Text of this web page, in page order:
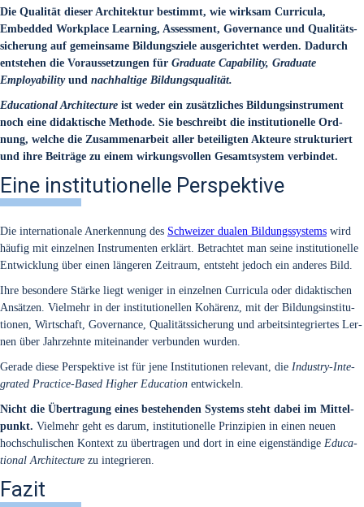
Die Qua­li­tät die­ser Archi­tek­tur bestimmt, wie wirk­sam Cur­ri­cu­la,
Embedded Work­place Lear­ning, Assess­ment, Gover­nan­ce und Qua­li­täts­
si­che­rung auf gemein­sa­me Bil­dungs­zie­le aus­ge­rich­tet wer­den. Dadurch
ent­ste­hen die Vor­aus­set­zun­gen für Gra­dua­te Capa­bi­li­ty, Gra­dua­te
Employa­bi­li­tyund nach­hal­ti­ge Bil­dungs­qua­li­tät.
Edu­ca­tio­nal Archi­tec­tu­re ist weder ein zusätz­li­ches Bil­dungs­in­stru­ment
noch eine didak­ti­sche Metho­de. Sie beschreibt die insti­tu­tio­nel­le Ord­
nung, wel­che die Zusam­men­ar­beit aller betei­lig­ten Akteu­re struk­tu­riert
und ihre Bei­trä­ge zu einem wir­kungs­vol­len Gesamt­sys­tem ver­bin­det.
Eine institutionelle Perspektive
Die inter­na­tio­na­le Aner­ken­nung des Schwei­zer dua­len Bil­dungs­sys­tems wird
häu­fig mit ein­zel­nen Instru­men­ten erklärt. Betrach­tet man sei­ne insti­tu­tio­nel­le
Ent­wick­lung über einen län­ge­ren Zeit­raum, ent­steht jedoch ein ande­res Bild.
Ihre beson­de­re Stär­ke liegt weni­ger in ein­zel­nen Cur­ri­cu­la oder didak­ti­schen
Ansät­zen. Viel­mehr in der insti­tu­tio­nel­len Kohä­renz, mit der Bil­dungs­in­sti­tu­
tio­nen, Wirt­schaft, Gover­nan­ce, Qua­li­täts­si­che­rung und arbeits­in­te­grier­tes Ler­
nen über Jahr­zehn­te mit­ein­an­der ver­bun­den wur­den.
Gera­de die­se Per­spek­ti­ve ist für jene Insti­tu­tio­nen rele­vant, die Indus­try-Inte­
gra­ted Prac­ti­ce-Based Hig­her Edu­ca­ti­on ent­wi­ckeln.
Nicht die Über­tra­gung eines bestehen­den Sys­tems steht dabei im Mit­tel­
punkt. Viel­mehr geht es dar­um, insti­tu­tio­nel­le Prin­zi­pi­en in einen neu­en
hoch­schu­li­schen Kon­text zu über­tra­gen und dort in eine eigen­stän­di­ge Edu­ca­
tio­nal Archi­tec­tu­re zu inte­grie­ren.
Fazit